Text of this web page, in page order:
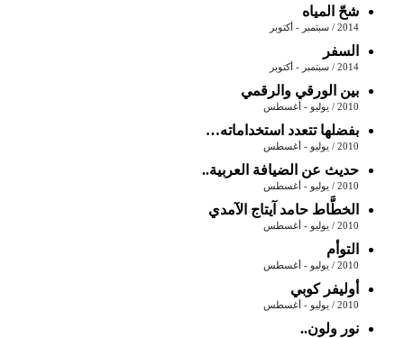
شحّ المياه
2014 / سبتمبر - أكتوبر
السفر
2014 / سبتمبر - أكتوبر
بين الورقي والرقمي
2010 / يوليو - أغسطس
بفضلها تتعدد استخداماته…
2010 / يوليو - أغسطس
حديث عن الضيافة العربية..
2010 / يوليو - أغسطس
الخطَّاط حامد آيتاج الآمدي
2010 / يوليو - أغسطس
التوأم
2010 / يوليو - أغسطس
أوليفر كوبي
2010 / يوليو - أغسطس
نور ولون..